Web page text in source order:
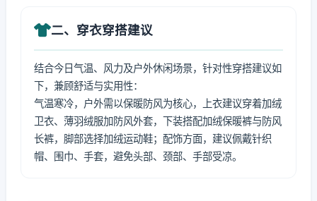
二、穿衣穿搭建议
结合今日气温、风力及户外休闲场景，针对性穿搭建议如
下，兼顾舒适与实用性：
气温寒冷，户外需以保暖防风为核心，上衣建议穿着加绒
卫衣、薄羽绒服加防风外套，下装搭配加绒保暖裤与防风
长裤，脚部选择加绒运动鞋；配饰方面，建议佩戴针织
帽、围巾、手套，避免头部、颈部、手部受凉。